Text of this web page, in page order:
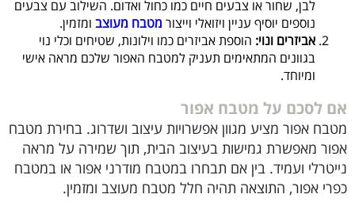
לבן, שחור או צבעים חיים כמו כחול ואדום. השילוב עם צבעים
נוספים יוסיף עניין ויזואלי וייצור מטבח מעוצב ומזמין.
אביזרים ונוי: הוספת אביזרים כמו וילונות, שטיחים וכלי נוי
בגוונים המתאימים תעניק למטבח האפור שלכם מראה אישי
ומיוחד.
אם לסכם על מטבח אפור
מטבח אפור מציע מגוון אפשרויות עיצוב ושדרוג. בחירת מטבח
אפור מאפשרת גמישות בעיצוב הבית, תוך שמירה על מראה
נייטרלי ועמיד. בין אם תבחרו במטבח מודרני אפור או במטבח
כפרי אפור, התוצאה תהיה חלל מטבח מעוצב ומזמין.